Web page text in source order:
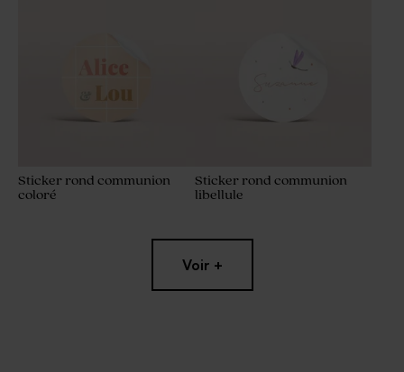
Sticker rond communion
coloré
Sticker rond communion
libellule
Voir +